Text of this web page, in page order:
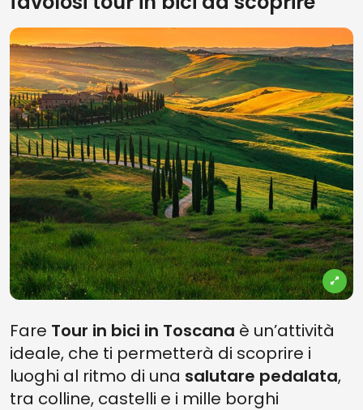
Fare Tour in bici in Toscana è un’attività
ideale, che ti permetterà di scoprire i
luoghi al ritmo di una salutare pedalata,
tra colline, castelli e i mille borghi